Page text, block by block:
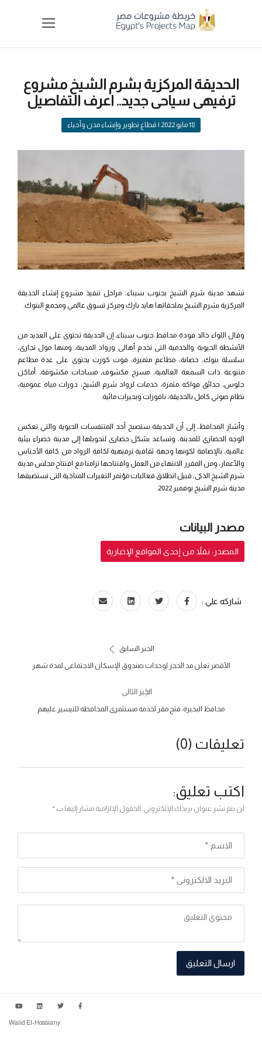
الحديقة المركزية بشرم الشيخ مشروع
ترفيهى سياحى جديد.. اعرف التفاصيل
18 مايو 2022 | قطاع تطوير وإنشاء مدن وأحياء
تشهد مدينة شرم الشيخ بجنوب سيناء، مراحل تنفيذ مشروع إنشاء الحديقة
المركزية بشرم الشيخ بملحقاتها هايد بارك ومركز تسوق عالمي ومجمع البنوك.
وقال اللواء خالد فودة محافظ جنوب سيناء، إن الحديقة تحتوى على العديد من
الأنشطة الحيوية والخدمية التى تخدم أهالى ورواد المدينة، ومنها مول تجارى،
سلسلة بنوك، حضانة، مطاعم متميزة، فوت كورت يحتوى على عدة مطاعم
متنوعة ذات السمعة العالمية، مسرح مكشوف، مساحات مكشوفة، أماكن
جلوس، حدائق فواكه مثمرة، خدمات لرواد شرم الشيخ، دورات مياه عمومية،
نظام صوتي كامل بالحديقة، نافورات وبحيرات مائية.
وأشار المحافظ، إلى أن الحديقة ستصبح أحد المتنفسات الحيوية والتي تعكس
الوجه الحضاري للمدينة، وتساعد بشكل حضارى لتحويلها إلى مدينة خضراء بيئية
عالمية، بالإضافة لكونها وجهة ثقافية ترفيهية لكافة الرواد من كافة الأجناس
والأعمار، ومن المقرر الانتهاء من العمل وافتتاحها تزامنا مع افتتاح مجلس مدينة
شرم الشيخ الذكى، قبيل انطلاق فعاليات مؤتمر التغيرات المناخية التى تستضيفها
مدينة شرم الشيخ نوفمبر 2022.
مصدر البيانات
المصدر: نقلاً من إحدى المواقع الإخبارية
شاركه علي :
الخبر السابق
الأقصر تعلن مد الحجز لوحدات صندوق الإسكان الاجتماعى لمدة شهر
الخبر التالى
محافظ البحيرة: فتح مقر لخدمة مستثمرى المحافظة للتيسير عليهم
تعليقات (0)
اكتب تعليق:
لن يتم نشر عنوان بريدك الإلكتروني. الحقول الإلزامية مشار إليها ب *
Walid El-Hossiany